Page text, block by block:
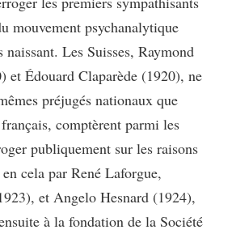
mouvement psychanalytique
Les Suisses, Raymond
et Édouard Claparède (1920), ne
préjugés nationaux que
comptèrent parmi les
publiquement sur les raisons
cela par René Laforgue,
et Angelo Hesnard (1924),
à la fondation de la Société